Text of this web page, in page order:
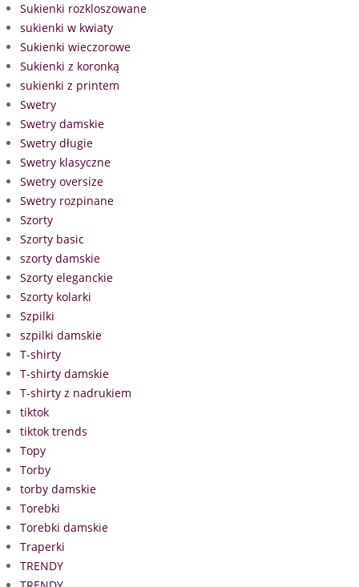
Sukienki rozkloszowane
sukienki w kwiaty
Sukienki wieczorowe
Sukienki z koronką
sukienki z printem
Swetry
Swetry damskie
Swetry długie
Swetry klasyczne
Swetry oversize
Swetry rozpinane
Szorty
Szorty basic
szorty damskie
Szorty eleganckie
Szorty kolarki
Szpilki
szpilki damskie
T-shirty
T-shirty damskie
T-shirty z nadrukiem
tiktok
tiktok trends
Topy
Torby
torby damskie
Torebki
Torebki damskie
Traperki
TRENDY